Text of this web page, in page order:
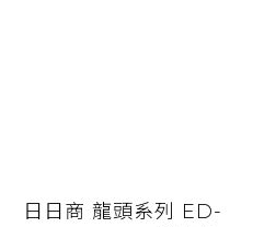
日日商 龍頭系列 ED-